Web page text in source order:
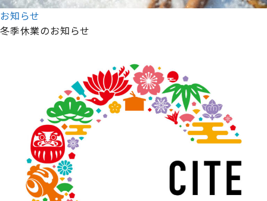
お知らせ
冬季休業のお知らせ